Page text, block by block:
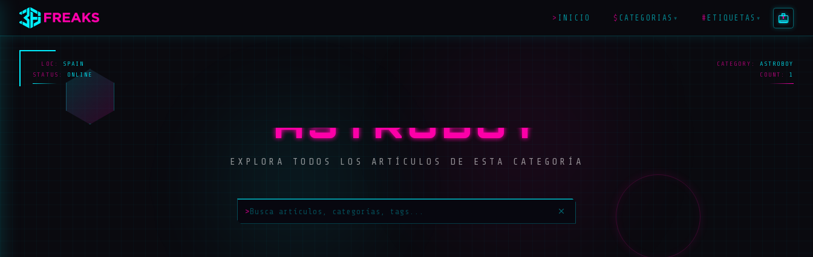
> INICIO $ CATEGORIAS ▾ # ETIQUETAS ▾
LOC:
SPAIN
STATUS:
ONLINE
CATEGORY:
ASTROBOY
COUNT:
1
ASTROBOY
EXPLORA TODOS LOS ARTÍCULOS DE ESTA CATEGORÍA
>